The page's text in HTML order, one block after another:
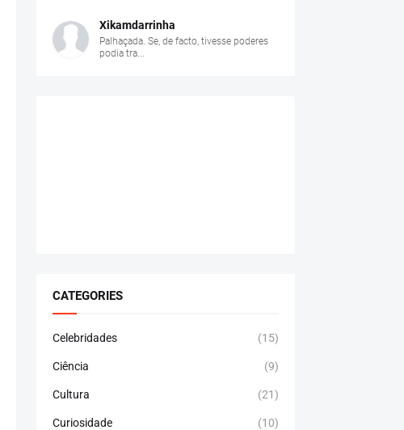
Xikamdarrinha
Palhaçada. Se, de facto, tivesse poderes
podia tra...
CATEGORIES
Celebridades (15)
Ciência (9)
Cultura (21)
Curiosidade (10)